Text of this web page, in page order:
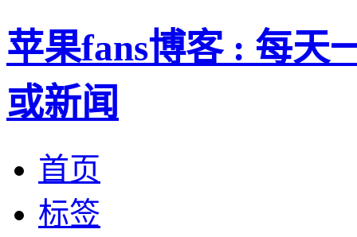
苹果fans博客 : 每天
或新闻
首页
标签